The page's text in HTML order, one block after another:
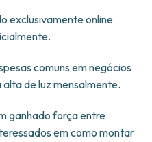
exclusivamente online
comuns em negócios
de luz mensalmente.
ganhado força entre
em como montar